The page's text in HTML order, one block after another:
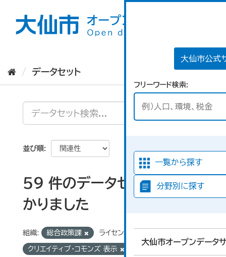
大仙市公式
フリーワード検索
一覧から探す
分野別に探す
大仙市オープンデータ
データセット
並び順
59 件のデータセットが見つ
かりました
組織: 総合政策課 ライセンス:
クリエイティブ・コモンズ 表示